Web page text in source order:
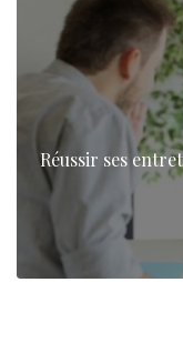
Réussir ses